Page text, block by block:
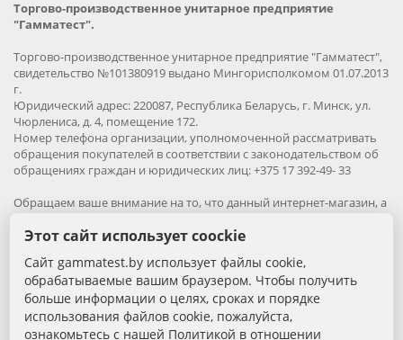
Торгово-производственное унитарное предприятие
"Гамматест".
Торгово-производственное унитарное предприятие "Гамматест",
свидетельство №101380919 выдано Мингорисполкомом 01.07.2013
г.
Юридический адрес: 220087, Республика Беларусь, г. Минск, ул.
Чюрлениса, д. 4, помещение 172.
Номер телефона организации, уполномоченной рассматривать
обращения покупателей в соответствии с законодательством об
обращениях граждан и юридических лиц: +375 17 392-49- 33
Обращаем ваше внимание на то, что данный интернет-магазин, а
нём, носит исключительно информационный характер и ни при
Вся информация на сайте – собственность интернет-магазина
gammatest.by. Все права защищены.
Публикация информации с сайта без разрешения
правообладателя запрена.
Этот сайт использует coockie
Сайт gammatest.by использует файлы cookie,
обрабатываемые вашим браузером. Чтобы получить
больше информации о целях, сроках и порядке
использования файлов cookie, пожалуйста,
ознакомьтесь с нашей Политикой в отношении